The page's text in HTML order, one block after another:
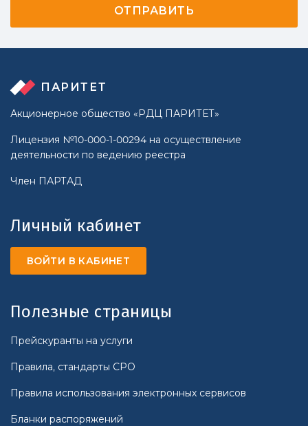
ПАРИТЕТ
Акционерное общество «РДЦ ПАРИТЕТ»
Лицензия №10-000-1-00294 на осуществление
деятельности по ведению реестра
Член ПАРТАД
Личный кабинет
ВОЙТИ В КАБИНЕТ
Полезные страницы
Прейскуранты на услуги
Правила, стандарты СРО
Правила использования электронных сервисов
Бланки распоряжений